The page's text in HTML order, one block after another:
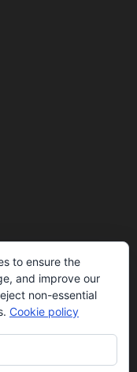
to ensure the
and improve our
non-essential
Cookie policy